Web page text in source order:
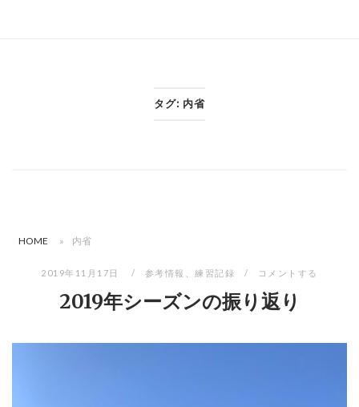
タグ: 内省
HOME » 内省
2019年11月17日 参考情報 、練習記録 コメントする
2019年シーズンの振り返り